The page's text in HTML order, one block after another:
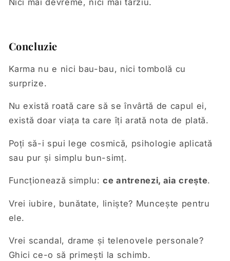
Nici mai devreme, nici mai târziu.
Concluzie
Karma nu e nici bau-bau, nici tombolă cu
surprize.
Nu există roată care să se învârtă de capul ei,
există doar viața ta care îți arată nota de plată.
Poți să-i spui lege cosmică, psihologie aplicată
sau pur și simplu bun-simț.
Funcționează simplu:ce antrenezi, aia crește.
Vrei iubire, bunătate, liniște? Muncește pentru
ele.
Vrei scandal, drame și telenovele personale?
Ghici ce-o să primești la schimb.